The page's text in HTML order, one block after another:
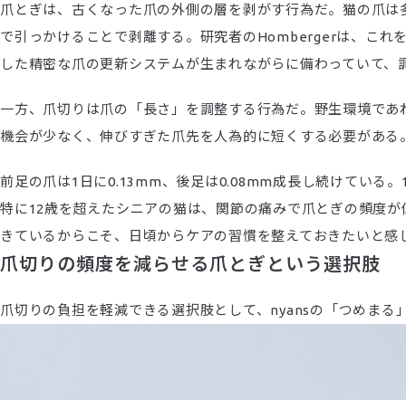
爪とぎは、古くなった爪の外側の層を剥がす行為だ。猫の爪
で引っかけることで剥離する。研究者のHombergerは、これ
した精密な爪の更新システムが生まれながらに備わっていて
一方、爪切りは爪の「長さ」を調整する行為だ。野生環境で
機会が少なく、伸びすぎた爪先を人為的に短くする必要がある
前足の爪は1日に0.13mm、後足は0.08mm成長し続けている
特に12歳を超えたシニアの猫は、関節の痛みで爪とぎの頻度
きているからこそ、日頃からケアの習慣を整えておきたいと感
爪切りの頻度を減らせる爪とぎという選択肢
爪切りの負担を軽減できる選択肢として、nyansの「つめまる